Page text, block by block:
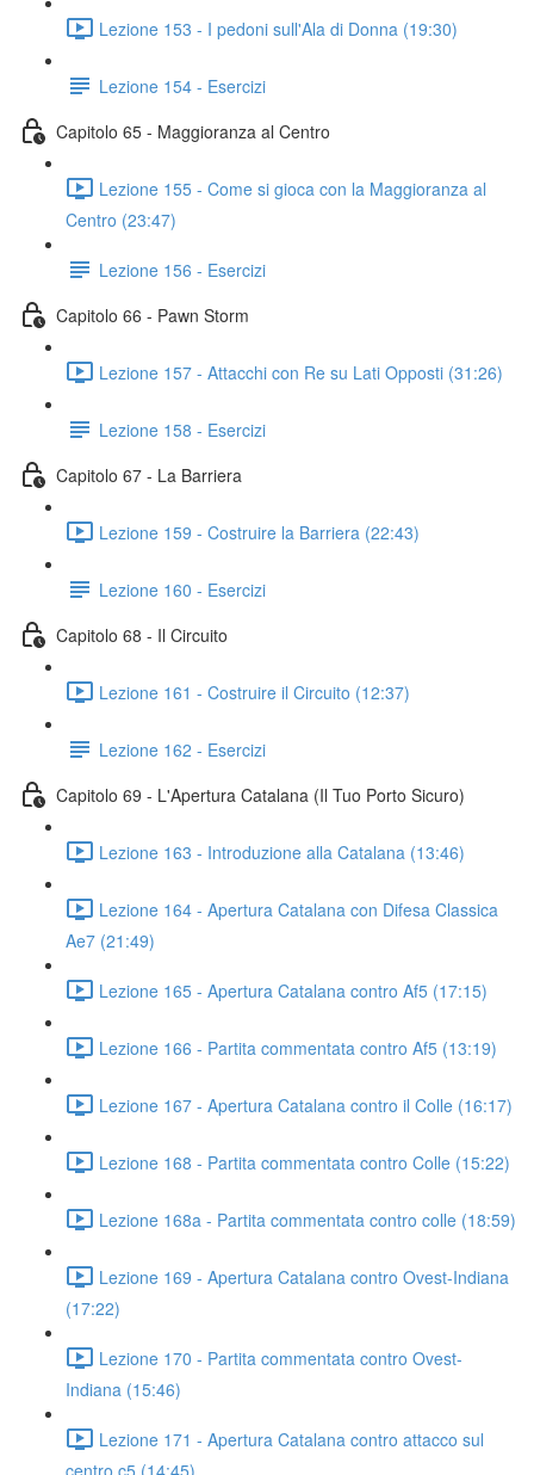
Lezione 153 - I pedoni sull'Ala di Donna (19:30)
Lezione 154 - Esercizi
Capitolo 65 - Maggioranza al Centro
Lezione 155 - Come si gioca con la Maggioranza al
Centro (23:47)
Lezione 156 - Esercizi
Capitolo 66 - Pawn Storm
Lezione 157 - Attacchi con Re su Lati Opposti (31:26)
Lezione 158 - Esercizi
Capitolo 67 - La Barriera
Lezione 159 - Costruire la Barriera (22:43)
Lezione 160 - Esercizi
Capitolo 68 - Il Circuito
Lezione 161 - Costruire il Circuito (12:37)
Lezione 162 - Esercizi
Capitolo 69 - L'Apertura Catalana (Il Tuo Porto Sicuro)
Lezione 163 - Introduzione alla Catalana (13:46)
Lezione 164 - Apertura Catalana con Difesa Classica
Ae7 (21:49)
Lezione 165 - Apertura Catalana contro Af5 (17:15)
Lezione 166 - Partita commentata contro Af5 (13:19)
Lezione 167 - Apertura Catalana contro il Colle (16:17)
Lezione 168 - Partita commentata contro Colle (15:22)
Lezione 168a - Partita commentata contro colle (18:59)
Lezione 169 - Apertura Catalana contro Ovest-Indiana
(17:22)
Lezione 170 - Partita commentata contro Ovest-
Indiana (15:46)
Lezione 171 - Apertura Catalana contro attacco sul
centro c5 (14:45)